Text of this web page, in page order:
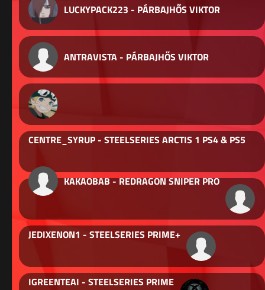
LUCKYPACK223 - PÁRBAJHŐS VIKTOR
ANTRAVISTA - PÁRBAJHŐS VIKTOR
CENTRE_SYRUP - STEELSERIES ARCTIS 1 PS4 & PS5
KAKAOBAB - REDRAGON SNIPER PRO
JEDIXENON1 - STEELSERIES PRIME+
IGREENTEAI - STEELSERIES PRIME